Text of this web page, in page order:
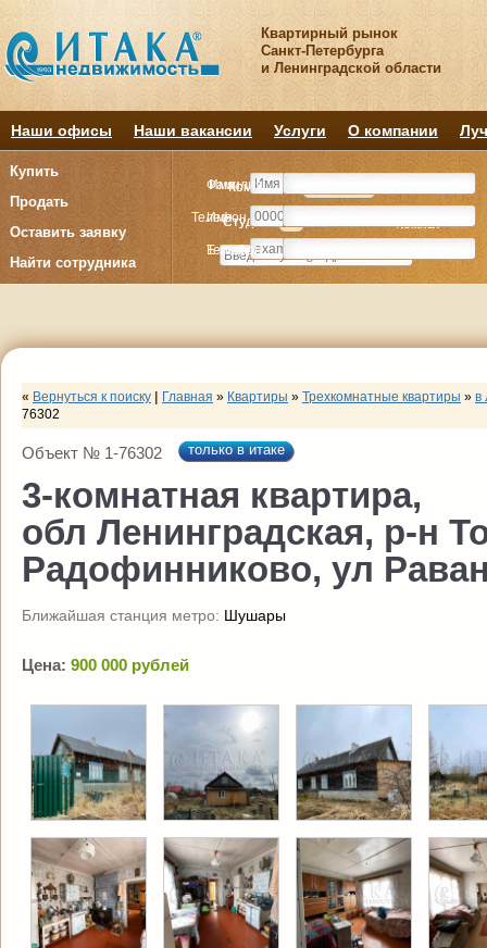
Квартирный рынок
Санкт-Петербурга
и Ленинградской области
Наши офисы Наши вакансии Услуги О компании
Купить
Продать
Оставить заявку
Найти сотрудника
Комнату
Студия Комнат
Комнату
Студия Комнат
Имя
Телефон
E-mail
Фамилия
Имя
Телефон
« Вернуться к поиску Главная » Квартиры » Трехкомнатные квартиры » в
76302
Объект № 1-76302 только в итаке
3-комнатная квартира,
обл Ленинградская, р-н
Радофинниково, ул
Ближайшая станция метро: Шушары
Цена: 900 000 рублей